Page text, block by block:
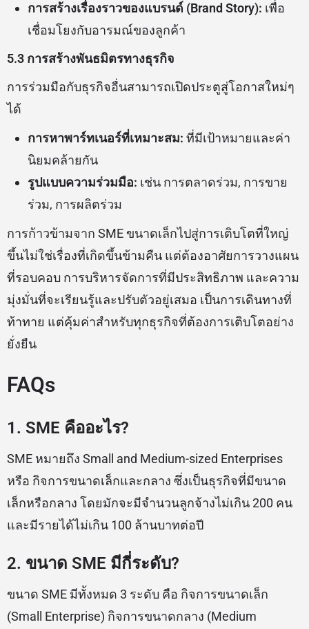
การสร้างเรื่องราวของแบรนด์ (Brand Story): เพื่อ
เชื่อมโยงกับอารมณ์ของลูกค้า
5.3 การสร้างพันธมิตรทางธุรกิจ
การร่วมมือกับธุรกิจอื่นสามารถเปิดประตูสู่โอกาสใหม่ๆ
ได้
การหาพาร์ทเนอร์ที่เหมาะสม: ที่มีเป้าหมายและค่า
นิยมคล้ายกัน
รูปแบบความร่วมมือ: เช่น การตลาดร่วม, การขาย
ร่วม, การผลิตร่วม
การก้าวข้ามจาก SME ขนาดเล็กไปสู่การเติบโตที่ใหญ่
ขึ้นไม่ใช่เรื่องที่เกิดขึ้นข้ามคืน แต่ต้องอาศัยการวางแผน
ที่รอบคอบ การบริหารจัดการที่มีประสิทธิภาพ และความ
มุ่งมั่นที่จะเรียนรู้และปรับตัวอยู่เสมอ เป็นการเดินทางที่
ท้าทาย แต่คุ้มค่าสำหรับทุกธุรกิจที่ต้องการเติบโตอย่าง
ยั่งยืน
FAQs
1. SME คืออะไร?
SME หมายถึง Small and Medium-sized Enterprises
หรือ กิจการขนาดเล็กและกลาง ซึ่งเป็นธุรกิจที่มีขนาด
เล็กหรือกลาง โดยมักจะมีจำนวนลูกจ้างไม่เกิน 200 คน
และมีรายได้ไม่เกิน 100 ล้านบาทต่อปี
2. ขนาด SME มีกี่ระดับ?
ขนาด SME มีทั้งหมด 3 ระดับ คือ กิจการขนาดเล็ก
(Small Enterprise) กิจการขนาดกลาง (Medium